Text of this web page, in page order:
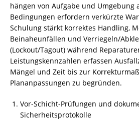
hängen von Aufgabe und Umgebung
Bedingungen erfordern verkürzte
Schulung stärkt korrektes Handling,
Beinaheunfällen und Verriegeln/
(Lockout/Tagout) während
Leistungskennzahlen erfassen
Mängel und Zeit bis zur
Plananpassungen zu begründen.
Vor-Schicht-Prüfungen und
Sicherheitsprotokolle